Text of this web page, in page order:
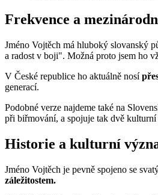
Frekvence a
Jméno Vojtěch má hluboký slovanský
a radost v boji". Možná proto jsem ho
V České republice ho aktuálně nosí
generací.
Podobné verze najdeme také na
při biřmování, a spojuje tak dvě kulturní
Historie a kulturní
Jméno Vojtěch je pevně spojeno se
záležitostem.